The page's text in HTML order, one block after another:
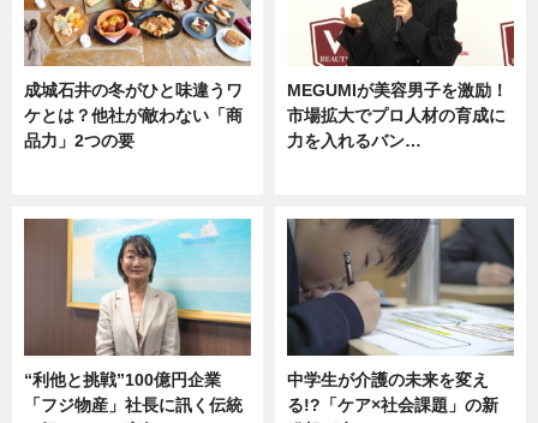
成城石井の冬がひと味違うワ
ケとは？他社が敵わない「商
品力」2つの要
MEGUMIが美容男子を激励！
市場拡大でプロ人材の育成に
力を入れるバン…
“利他と挑戦”100億円企業
「フジ物産」社長に訊く伝統
中学生が介護の未来を変え
る!?「ケア×社会課題」の新